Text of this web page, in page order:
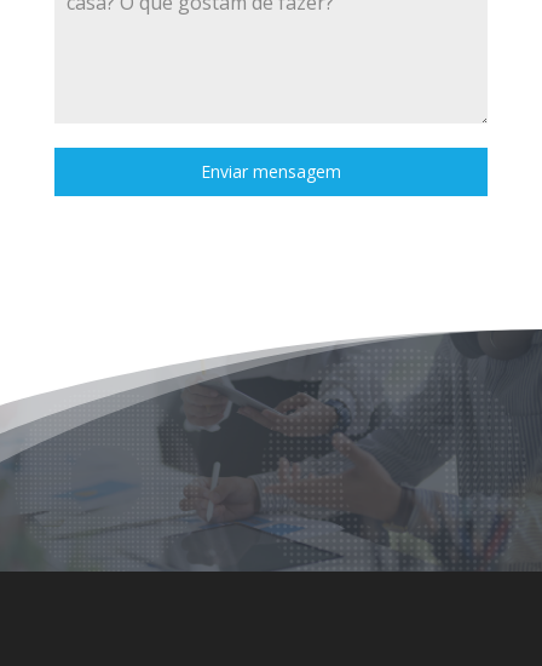
Enviar mensagem